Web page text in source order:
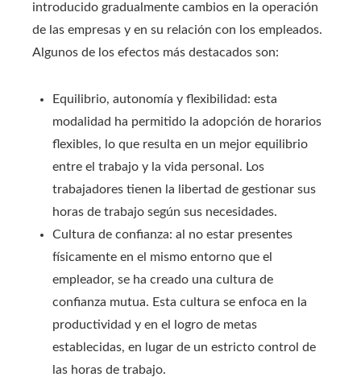
introducido gradualmente cambios en la operación
de las empresas y en su relación con los empleados.
Algunos de los efectos más destacados son:
Equilibrio, autonomía y flexibilidad: esta
modalidad ha permitido la adopción de horarios
flexibles, lo que resulta en un mejor equilibrio
entre el trabajo y la vida personal. Los
trabajadores tienen la libertad de gestionar sus
horas de trabajo según sus necesidades.
Cultura de confianza: al no estar presentes
físicamente en el mismo entorno que el
empleador, se ha creado una cultura de
confianza mutua. Esta cultura se enfoca en la
productividad y en el logro de metas
establecidas, en lugar de un estricto control de
las horas de trabajo.